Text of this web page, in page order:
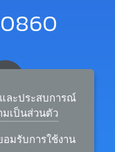
ละประสบการณ์
เป็นส่วนตัว
อมรับการใช้งาน